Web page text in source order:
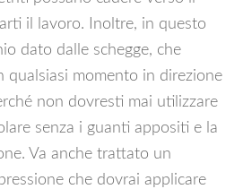
il lavoro. Inoltre, in questo
dato dalle schegge, che
qualsiasi momento in direzione
non dovresti mai utilizzare
senza i guanti appositi e la
Va anche trattato un
che dovrai applicare